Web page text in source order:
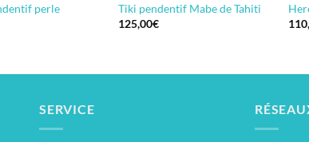
perle
Tiki pendentif Mabe de Tahiti
125,00€
SERVICE